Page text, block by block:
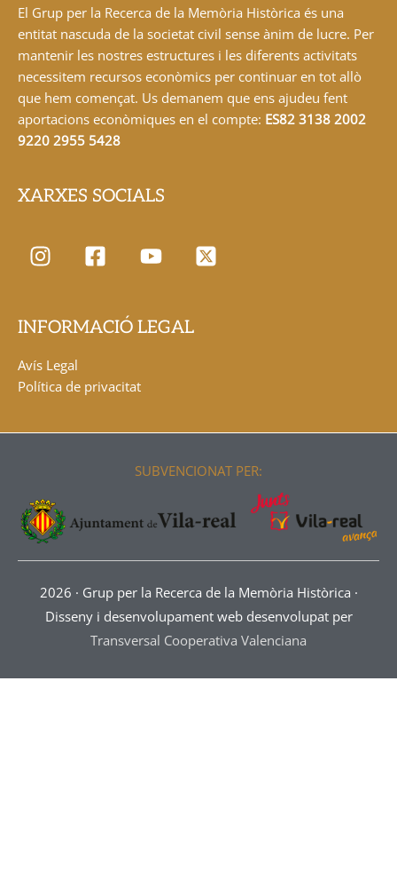
El Grup per la Recerca de la Memòria Històrica és una
entitat nascuda de la societat civil sense ànim de lucre. Per
mantenir les nostres estructures i les diferents activitats
necessitem recursos econòmics per continuar en tot allò
que hem començat. Us demanem que ens ajudeu fent
aportacions econòmiques en el compte: ES82 3138 2002
9220 2955 5428
XARXES SOCIALS
INFORMACIÓ LEGAL
Avís Legal
Política de privacitat
SUBVENCIONAT PER:
2026 · Grup per la Recerca de la Memòria Històrica ·
Disseny i desenvolupament web desenvolupat per
Transversal Cooperativa Valenciana